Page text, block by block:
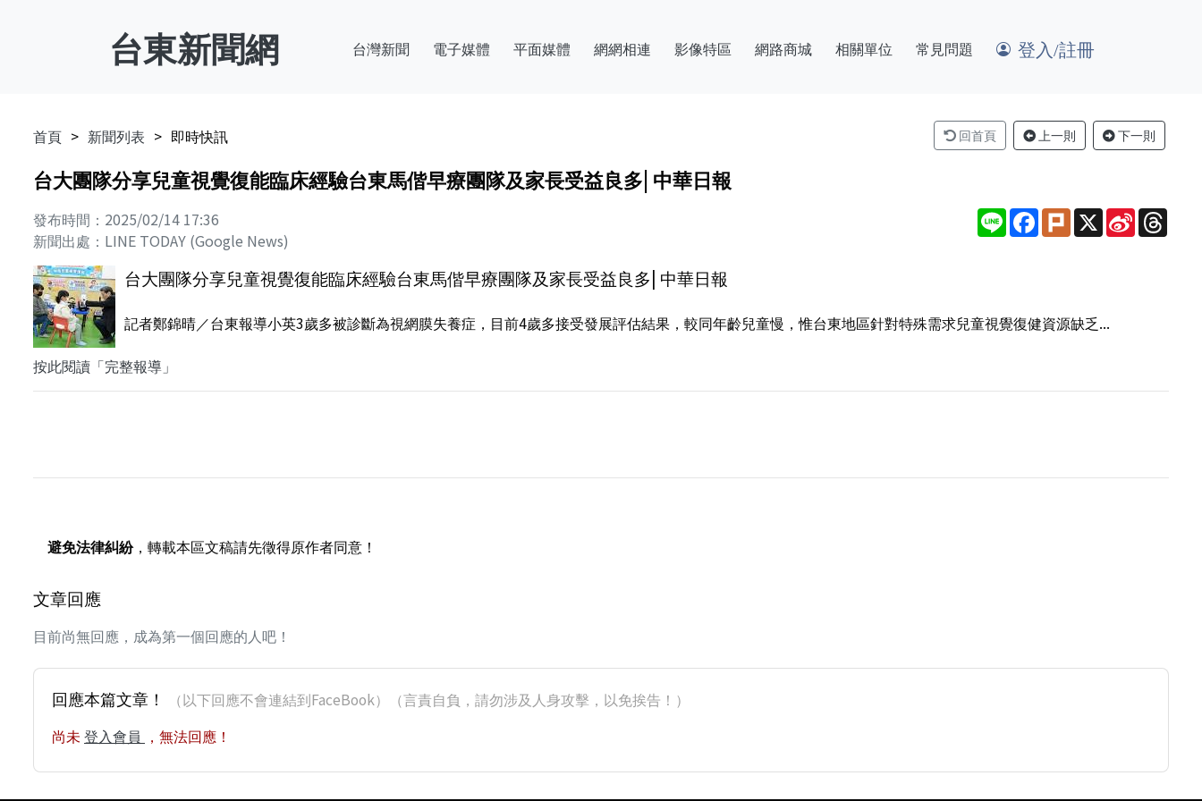
台東新聞網 台灣新聞 電子媒體 平面媒體 網網相連 影像特區 網路商城 相關單位 常見問題 登入/註冊
首頁 新聞列表 即時快訊 回首頁 上一則 下一則
台大團隊分享兒童視覺復能臨床經驗台東馬偕早療團隊及家長受益良多| 中華日報
發布時間：2025/02/14 17:36
新聞出處：LINE TODAY (Google News)
Line Facebook
PlurkX Sina
Weibo
台大團隊分享兒童視覺復能臨床經驗台東馬偕早療團隊及家長受益良多| 中華日報
記者鄭錦晴／台東報導小英3歲多被診斷為視網膜失養症，目前4歲多接受發展評估結果，較同年齡兒童慢，惟台東地區針對特殊需求兒童視覺復健資源缺乏...
按此閱讀「完整報導」
避免法律糾紛，轉載本區文稿請先徵得原作者同意！
文章回應
目前尚無回應，成為第一個回應的人吧！
回應本篇文章！ （以下回應不會連結到FaceBook）（言責自負，請勿涉及人身攻擊，以免挨告！）
尚未 登入會員 ，無法回應！